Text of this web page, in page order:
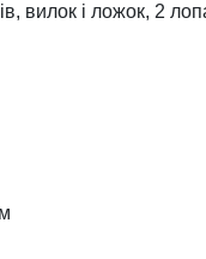
вилок і ложок, 2